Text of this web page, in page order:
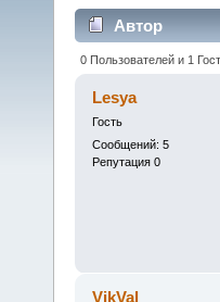
Автор
0 Пользователей и 1
Lesya
Гость
Сообщений: 5
Репутация 0
VikVal